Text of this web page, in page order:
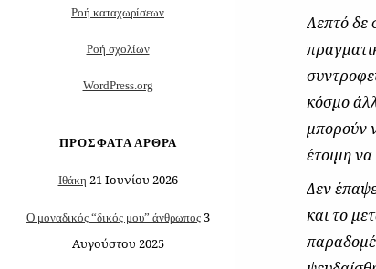
Ροή καταχωρίσεων
Ροή σχολίων
WordPress.org
ΠΡΌΣΦΑΤΑ ΆΡΘΡΑ
Ιθάκη 21 Ιουνίου 2026
Ο μοναδικός “δικός μου” άνθρωπος 3
Αυγούστου 2025
Λεπτό δε
κόσμο
μπορούν
έτοιμη
Δεν
και το